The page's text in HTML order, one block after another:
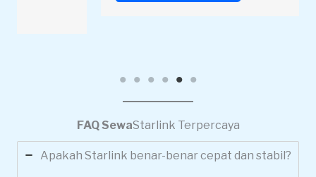
FAQ SewaStarlink Terpercaya
Apakah Starlink benar-benar cepat dan stabil?